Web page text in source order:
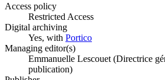
Access policy
Restricted Access
Digital archiving
Yes, with Portico
Managing editor(s)
Emmanuelle Lescouet (Directrice
publication)